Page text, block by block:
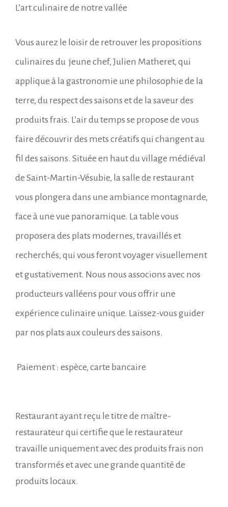
L’art culinaire de notre vallée
Vous aurez le loisir de retrouver les propositions
culinaires du jeune chef, Julien Matheret, qui
applique à la gastronomie une philosophie de la
terre, du respect des saisons et de la saveur des
produits frais. L’air du temps se propose de vous
faire découvrir des mets créatifs qui changent au
fil des saisons. Située en haut du village médiéval
de Saint-Martin-Vésubie, la salle de restaurant
vous plongera dans une ambiance montagnarde,
face à une vue panoramique. La table vous
proposera des plats modernes, travaillés et
recherchés, qui vous feront voyager visuellement
et gustativement. Nous nous associons avec nos
producteurs valléens pour vous offrir une
expérience culinaire unique. Laissez-vous guider
par nos plats aux couleurs des saisons.
Paiement : espèce, carte bancaire
Restaurant ayant reçu le titre de maître-
restaurateur qui certifie que le restaurateur
travaille uniquement avec des produits frais non
transformés et avec une grande quantité de
produits locaux.